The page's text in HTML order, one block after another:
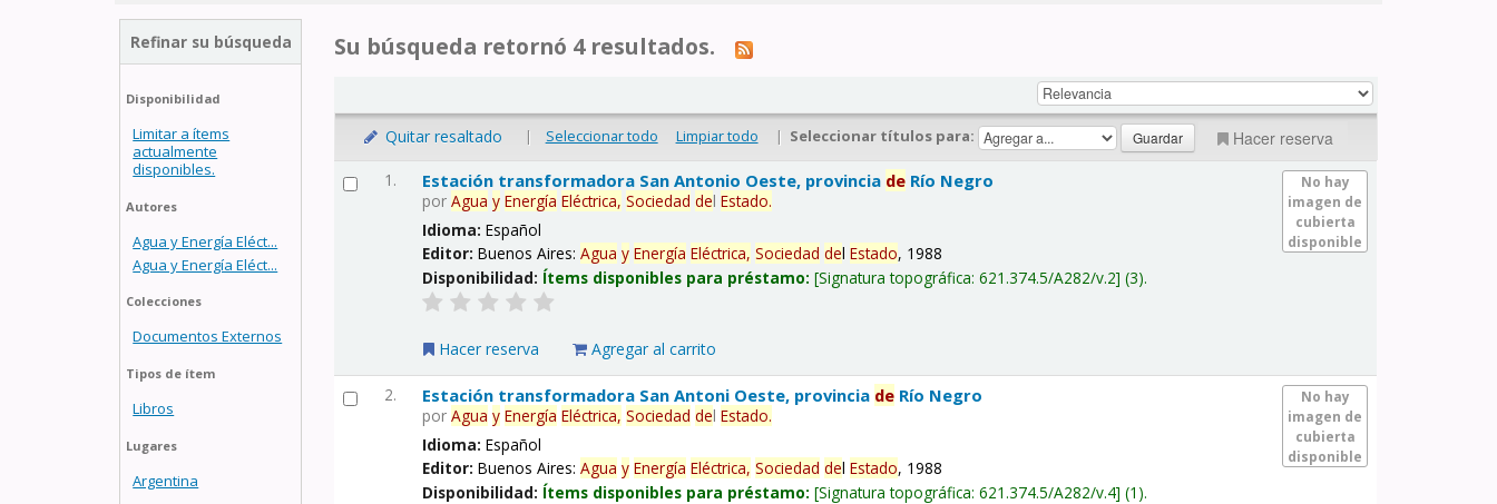
Refinar su búsqueda
Disponibilidad
Limitar a ítems
actualmente
disponibles.
Autores
Agua y Energía Eléct...
Agua y Energía Eléct...
Colecciones
Documentos Externos
Tipos de ítem
Libros
Lugares
Argentina
Su búsqueda retornó 4 resultados.
Quitar resaltado | Seleccionar todo Limpiar todo | Seleccionar títulos para: Hacer reserva
1.
No hay
imagen de
cubierta
disponible
Estación transformadora San Antonio Oeste, provincia de Río Negro
porAgua y Energía Eléctrica, Sociedad delEstado.
Idioma:Español
Editor:Buenos Aires:Agua y Energía Eléctrica, Sociedad delEstado, 1988
Disponibilidad: Ítems disponibles para préstamo: Signatura topográfica:621.374.5/A282/v.2 (3).
Hacer reserva Agregar al carrito
2.
No hay
imagen de
cubierta
disponible
Estación transformadora San Antoni Oeste, provincia de Río Negro
porAgua y Energía Eléctrica, Sociedad delEstado.
Idioma:Español
Editor:Buenos Aires:Agua y Energía Eléctrica, Sociedad delEstado, 1988
Disponibilidad: Ítems disponibles para préstamo: Signatura topográfica:621.374.5/A282/v.4 (1).